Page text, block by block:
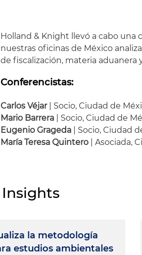
Holland & Knight llevó a cabo una
nuestras oficinas de México
de fiscalización, materia aduanera
Conferencistas:
Carlos Véjar| Socio, Ciudad de
Mario Barrera | Socio, Ciudad de
Eugenio Grageda | Socio, Ciudad
María Teresa Quintero | Asociada,
la metodología
estudios ambientales